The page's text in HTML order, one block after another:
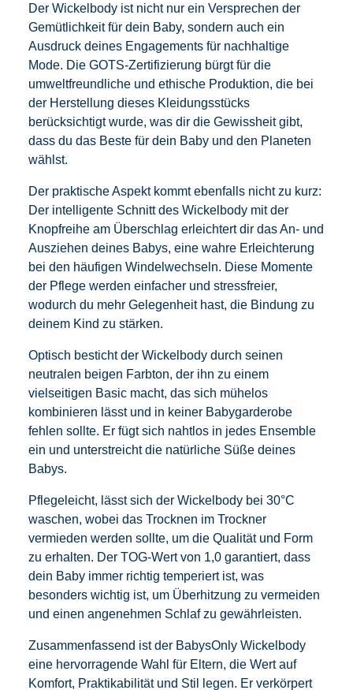
Der Wickelbody ist nicht nur ein Versprechen der
Gemütlichkeit für dein Baby, sondern auch ein
Ausdruck deines Engagements für nachhaltige
Mode. Die GOTS-Zertifizierung bürgt für die
umweltfreundliche und ethische Produktion, die bei
der Herstellung dieses Kleidungsstücks
berücksichtigt wurde, was dir die Gewissheit gibt,
dass du das Beste für dein Baby und den Planeten
wählst.
Der praktische Aspekt kommt ebenfalls nicht zu kurz:
Der intelligente Schnitt des Wickelbody mit der
Knopfreihe am Überschlag erleichtert dir das An- und
Ausziehen deines Babys, eine wahre Erleichterung
bei den häufigen Windelwechseln. Diese Momente
der Pflege werden einfacher und stressfreier,
wodurch du mehr Gelegenheit hast, die Bindung zu
deinem Kind zu stärken.
Optisch besticht der Wickelbody durch seinen
neutralen beigen Farbton, der ihn zu einem
vielseitigen Basic macht, das sich mühelos
kombinieren lässt und in keiner Babygarderobe
fehlen sollte. Er fügt sich nahtlos in jedes Ensemble
ein und unterstreicht die natürliche Süße deines
Babys.
Pflegeleicht, lässt sich der Wickelbody bei 30°C
waschen, wobei das Trocknen im Trockner
vermieden werden sollte, um die Qualität und Form
zu erhalten. Der TOG-Wert von 1,0 garantiert, dass
dein Baby immer richtig temperiert ist, was
besonders wichtig ist, um Überhitzung zu vermeiden
und einen angenehmen Schlaf zu gewährleisten.
Zusammenfassend ist der BabysOnly Wickelbody
eine hervorragende Wahl für Eltern, die Wert auf
Komfort, Praktikabilität und Stil legen. Er verkörpert